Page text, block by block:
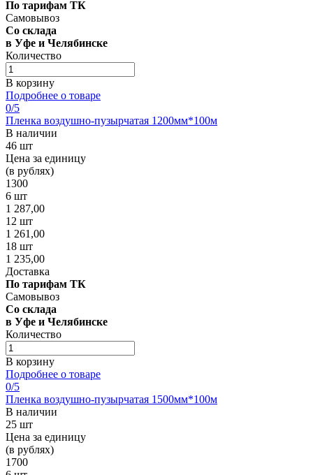
По тарифам ТК
Самовывоз
Со склада
в Уфе и Челябинске
Количество
В корзину
Подробнее о товаре
0/5
Пленка воздушно-пузырчатая 1200мм*100м
В наличии
46 шт
Цена за единицу
(в рублях)
1300
6 шт
1 287,00
12 шт
1 261,00
18 шт
1 235,00
Доставка
По тарифам ТК
Самовывоз
Со склада
в Уфе и Челябинске
Количество
В корзину
Подробнее о товаре
0/5
Пленка воздушно-пузырчатая 1500мм*100м
В наличии
25 шт
Цена за единицу
(в рублях)
1700